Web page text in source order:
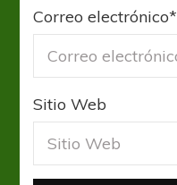
Correo electrónico*
Sitio Web